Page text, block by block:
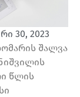
30, 2023
შალვა
წლის